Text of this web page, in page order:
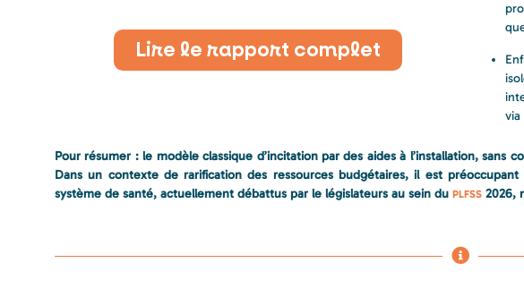
Lire le rapport complet
via
Pour résumer : le modèle classique d’incitation par des aides à l’installation, sans
Dans un contexte de rarification des ressources budgétaires, il est
système de santé, actuellement débattus par le législateurs au sein du PLFSS 2026,